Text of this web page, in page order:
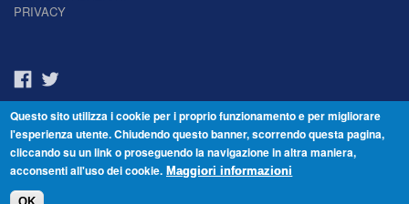
PRIVACY
Il Giornale delle Fondazioni - Periodico telematico
Reg. Tribunale n.7 del 22/07/2014 – ISSN 2421-2466
© Fondazione Venezia 2000 - Dorsoduro 3488/U - 30123 Venezia - Italia -
Questo sito utilizza i cookie per i proprio funzionamento e per migliorare
l'esperienza utente. Chiudendo questo banner, scorrendo questa pagina,
cliccando su un link o proseguendo la navigazione in altra maniera,
acconsenti all'uso dei cookie. Maggiori informazioni